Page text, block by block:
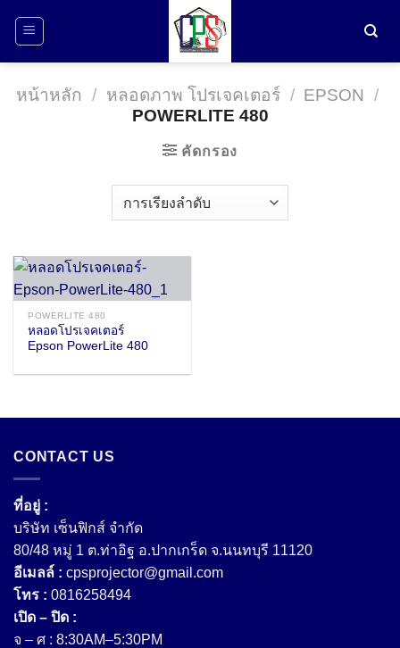
หน้าหลัก / หลอดภาพ โปรเจคเตอร์ / EPSON
/
POWERLITE 480
คัดกรอง
POWERLITE 480
หลอดโปรเจคเตอร์
Epson PowerLite 480
CONTACT US
ที่อยู่ :
บริษัท เซ็นฟิกส์ จํากัด
80/48 หมู่ 1 ต.ท่าอิฐ อ.ปากเกร็ด จ.นนทบุรี 11120
อีเมลล์ : cpsprojector@gmail.com
โทร : 0816258494
เปิด – ปิด :
จ – ศ : 8:30AM–5:30PM